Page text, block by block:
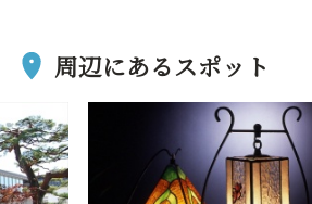
周辺にあるスポット